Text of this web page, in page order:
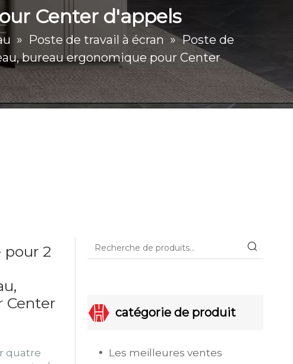
Center d'appels
» Poste de travail à écran » Poste de
bureau ergonomique pour Center
pour 2
Center
quatre
catégorie de produit
Les meilleures ventes